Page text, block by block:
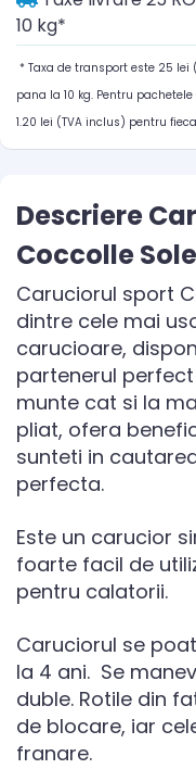
10 kg*
* Taxa de transport este 25
pana la 10 kg. Pentru
1.20 lei (TVA inclus) pentru
Descriere
Coccolle
Caruciorul sport
dintre cele mai
carucioare,
partenerul
munte cat si la
pliat, ofera
sunteti in
perfecta.
Este un carucior
foarte facil de
pentru calatorii.
Caruciorul se
la 4 ani. Se
duble. Rotile din
de blocare, iar
franare.